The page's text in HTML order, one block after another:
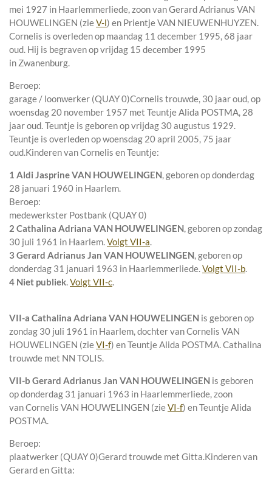
mei 1927 in Haarlemmerliede, zoon vanGerard Adrianus VAN
HOUWELINGEN (zieV-l) en Prientje VAN NIEUWENHUYZEN.
Cornelis is overleden op maandag 11 december 1995, 68 jaar
oud. Hij is begraven op vrijdag 15 december 1995
in Zwanenburg.
Beroep:
garage / loonwerker (QUAY 0)Cornelis trouwde, 30 jaar oud, op
woensdag 20 november 1957 met Teuntje Alida POSTMA, 28
jaar oud. Teuntje is geboren op vrijdag 30 augustus 1929.
Teuntje is overleden op woensdag 20 april 2005, 75 jaar
oud.Kinderen van Cornelis en Teuntje:
1 Aldi Jasprine VAN HOUWELINGEN, geboren op donderdag
28 januari 1960 in Haarlem.
Beroep:
medewerkster Postbank (QUAY 0)
2 Cathalina Adriana VAN HOUWELINGEN, geboren op zondag
30 juli 1961 in Haarlem.Volgt VII-a.
3 Gerard Adrianus Jan VAN HOUWELINGEN, geboren op
donderdag 31 januari 1963 in Haarlemmerliede.Volgt VII-b.
4 Niet publiek.Volgt VII-c.
VII-a Cathalina Adriana VAN HOUWELINGEN is geboren op
zondag 30 juli 1961 in Haarlem, dochter vanCornelis VAN
HOUWELINGEN (zieVI-f) enTeuntje Alida POSTMA. Cathalina
trouwde met NN TOLIS.
VII-b Gerard Adrianus Jan VAN HOUWELINGEN is geboren
op donderdag 31 januari 1963 in Haarlemmerliede, zoon
vanCornelis VAN HOUWELINGEN (zieVI-f) enTeuntje Alida
POSTMA.
Beroep:
plaatwerker (QUAY 0)Gerard trouwde met Gitta.Kinderen van
Gerard en Gitta: